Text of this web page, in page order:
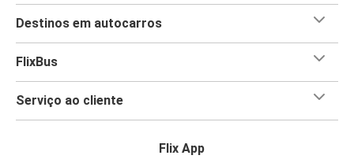
Destinos em autocarros
FlixBus
Serviço ao cliente
Flix App